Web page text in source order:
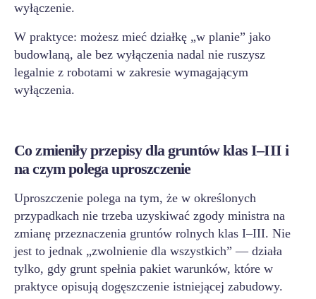
wyłączenie.
W praktyce: możesz mieć działkę „w planie” jako
budowlaną, ale bez wyłączenia nadal nie ruszysz
legalnie z robotami w zakresie wymagającym
wyłączenia.
Co zmieniły przepisy dla gruntów klas I–III i
na czym polega uproszczenie
Uproszczenie polega na tym, że w określonych
przypadkach nie trzeba uzyskiwać zgody ministra na
zmianę przeznaczenia gruntów rolnych klas I–III. Nie
jest to jednak „zwolnienie dla wszystkich” — działa
tylko, gdy grunt spełnia pakiet warunków, które w
praktyce opisują dogęszczenie istniejącej zabudowy.